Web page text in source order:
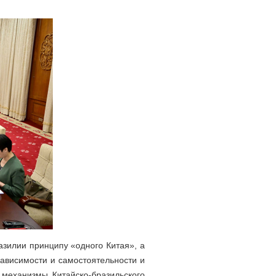
принципу «одного Китая», а
и самостоятельности и